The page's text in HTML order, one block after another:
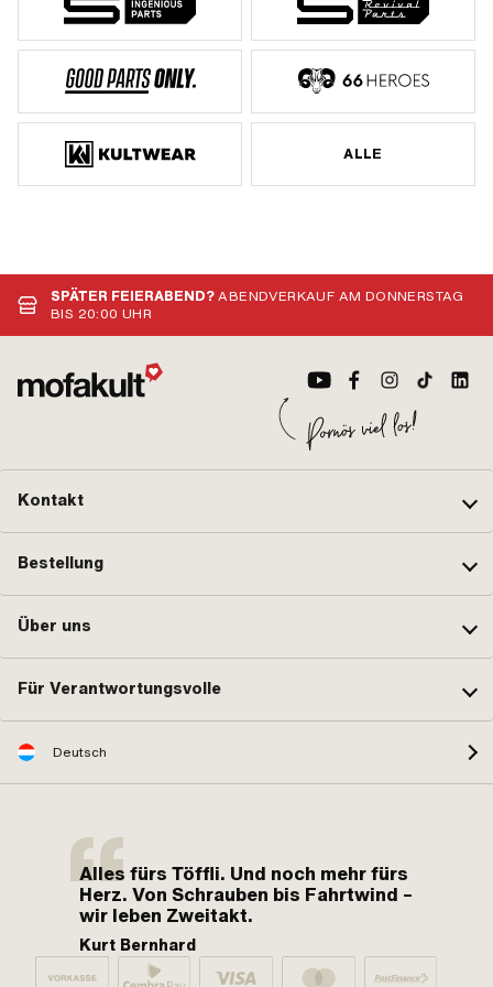
ALLE
SPÄTER FEIERABEND?ABENDVERKAUF AM DONNERSTAG
BIS 20:00 UHR
Kontakt
Bestellung
Über uns
Für Verantwortungsvolle
Deutsch
Alles fürs Töffli. Und noch mehr fürs
Herz. Von Schrauben bis Fahrtwind –
wir leben Zweitakt.
Kurt Bernhard